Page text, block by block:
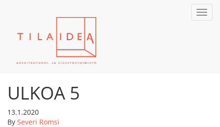
ULKOA 5
13.1.2020
By Severi Romsi